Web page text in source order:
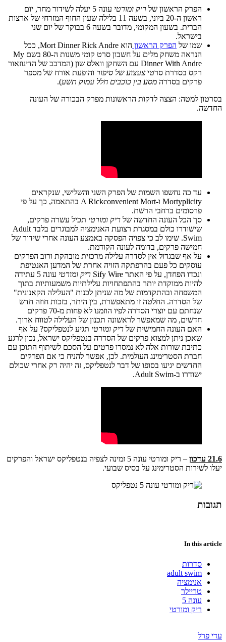
הפרק הראשון של ריק ומורטי
עונה 5 יעלה לשידור מחר, יום
ראשון ה-20 ביוני, בשעה 11 בלילה שעון החוף המזרחי של ארצות
הברית. בשעון המקומי, מדובר בשעה 6 בבוקר של יום שני
בישראל.
שמו של הפרק הראשון
הוא Mort Dinner Rick Andre, ככל
הנראה משחק מלים על חשבון סרט קומי משנות ה-80 בשם My
Dinner With Andre עם השחקן וואלס שון (המדבב של הדינוזאור
רקס בסדרת סרטיצעצוע של סיפור והופעת אורח של מספר
פרקים בסדרה מסע בין כוכבים חלל עמוק תשע).
בסרטון למטה: הצצה לדקות הראשונות מפרק הבכורה של העונה
החדשה.
עד כה נחשפו השמות של הפרק השני והשלישי, שנקראים
Mortyplicity ו-A Rickconvenient Mort בהתאמה, כך על פי
פרסומים ברחבי הרשת.
סך הכל העונה החדשה של ריק ומורטי תכיל עשרה פרקים,
שישודרו כולם במסגרת רצועת האנימציה למבוגרים בלבד Adult
Swim. שימו לב כי צפויה הפסקה באמצע העונה אחרי שידור של
חמישה פרקים, בדומה לעונה הקודמת.
על אף שבגדול אין לסדרה עלילה מרכזית מובהקת ורוב הפרקים
עוסקים כל פעם בהרפתקה הזויה אחרת של המדען האנטיפת
ונכדו הפחדן, על פי האתר Sify Wire
ריק ומורטי
עונה 5 עתידה
להיות ממוקדת יותר בהתפתחויות עלילתיות משמעותיות בתוך
המשפחה ובהתקדמות של מה שניתן לכנות "העלילה הקאנונית"
של הסדרה. החלטה זו מתאפשרת, בין היתר, בזכות חוזה חדש
שנחתם עם יוצרי הסדרה לפיו הוזמנו לא פחות מ-70 פרקים
חדשים, מה שמאפשר לראשונה תכנון של העלילה לטווח ארוך.
האם העונה החמישית של ריק ומורטי תגיע לנטפליקס? על אף
שאכן ניתן למצוא פרקים של הסדרה בנטפליקס ישראל, נכון לרגע
כתיבת שורות אלה לא נמסרו פרטים על הסכם לשיתוף התוכן עם
חברת הסטרימינג העולמית. לכן, אפשר להניח כי אם הפרקים
החדשים יגיעו בסופו של דבר לנטפליקס, זה יהיה רק אחרי שכולם
ישודרו ב-Adult Swim.
21.6 עדכון
– ריק ומורטי עונה 5 זמינה לצפיה בנטפליקס ישראל והפרקים
יעלו לשירות הסטרימינג על בסיס שבועי.
תגובות
In this article
סדרות
adult swim
אנימציה
טריילר
עונה 5
ריק ומורטי
עדי פרל